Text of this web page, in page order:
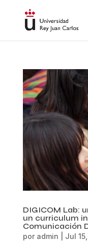
DIGICOM Lab:
un curriculum
Comunicación
por admin Jul